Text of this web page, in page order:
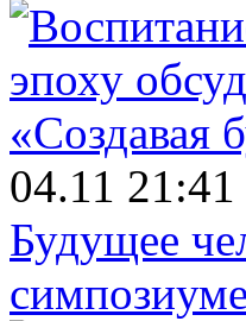
04.11 21:41
Будущее